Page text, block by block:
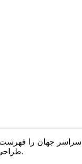
جهان را فهرست
طراحی، خریداری، فارسی سازی و عرضه می کنیم. با نیوزپاور همیشه وب سایت خود را بروز و پویا نگه دارید.